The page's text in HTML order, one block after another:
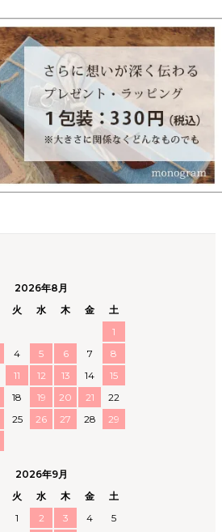
2026年8月
火 水 木 金
土
1
4 5 6 7
8
11 12 13 14
15
18 19 20 21
22
25 26 27 28
29
2026年9月
火 水 木 金
土
1
2 3 4
5